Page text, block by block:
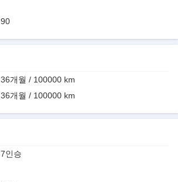
90
36개월 / 100000 km
36개월 / 100000 km
7인승